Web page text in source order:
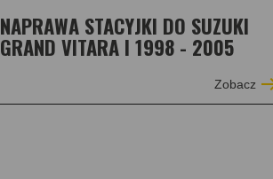
NAPRAWA STACYJKI DO SUZUKI
GRAND VITARA I 1998 - 2005
Zobacz